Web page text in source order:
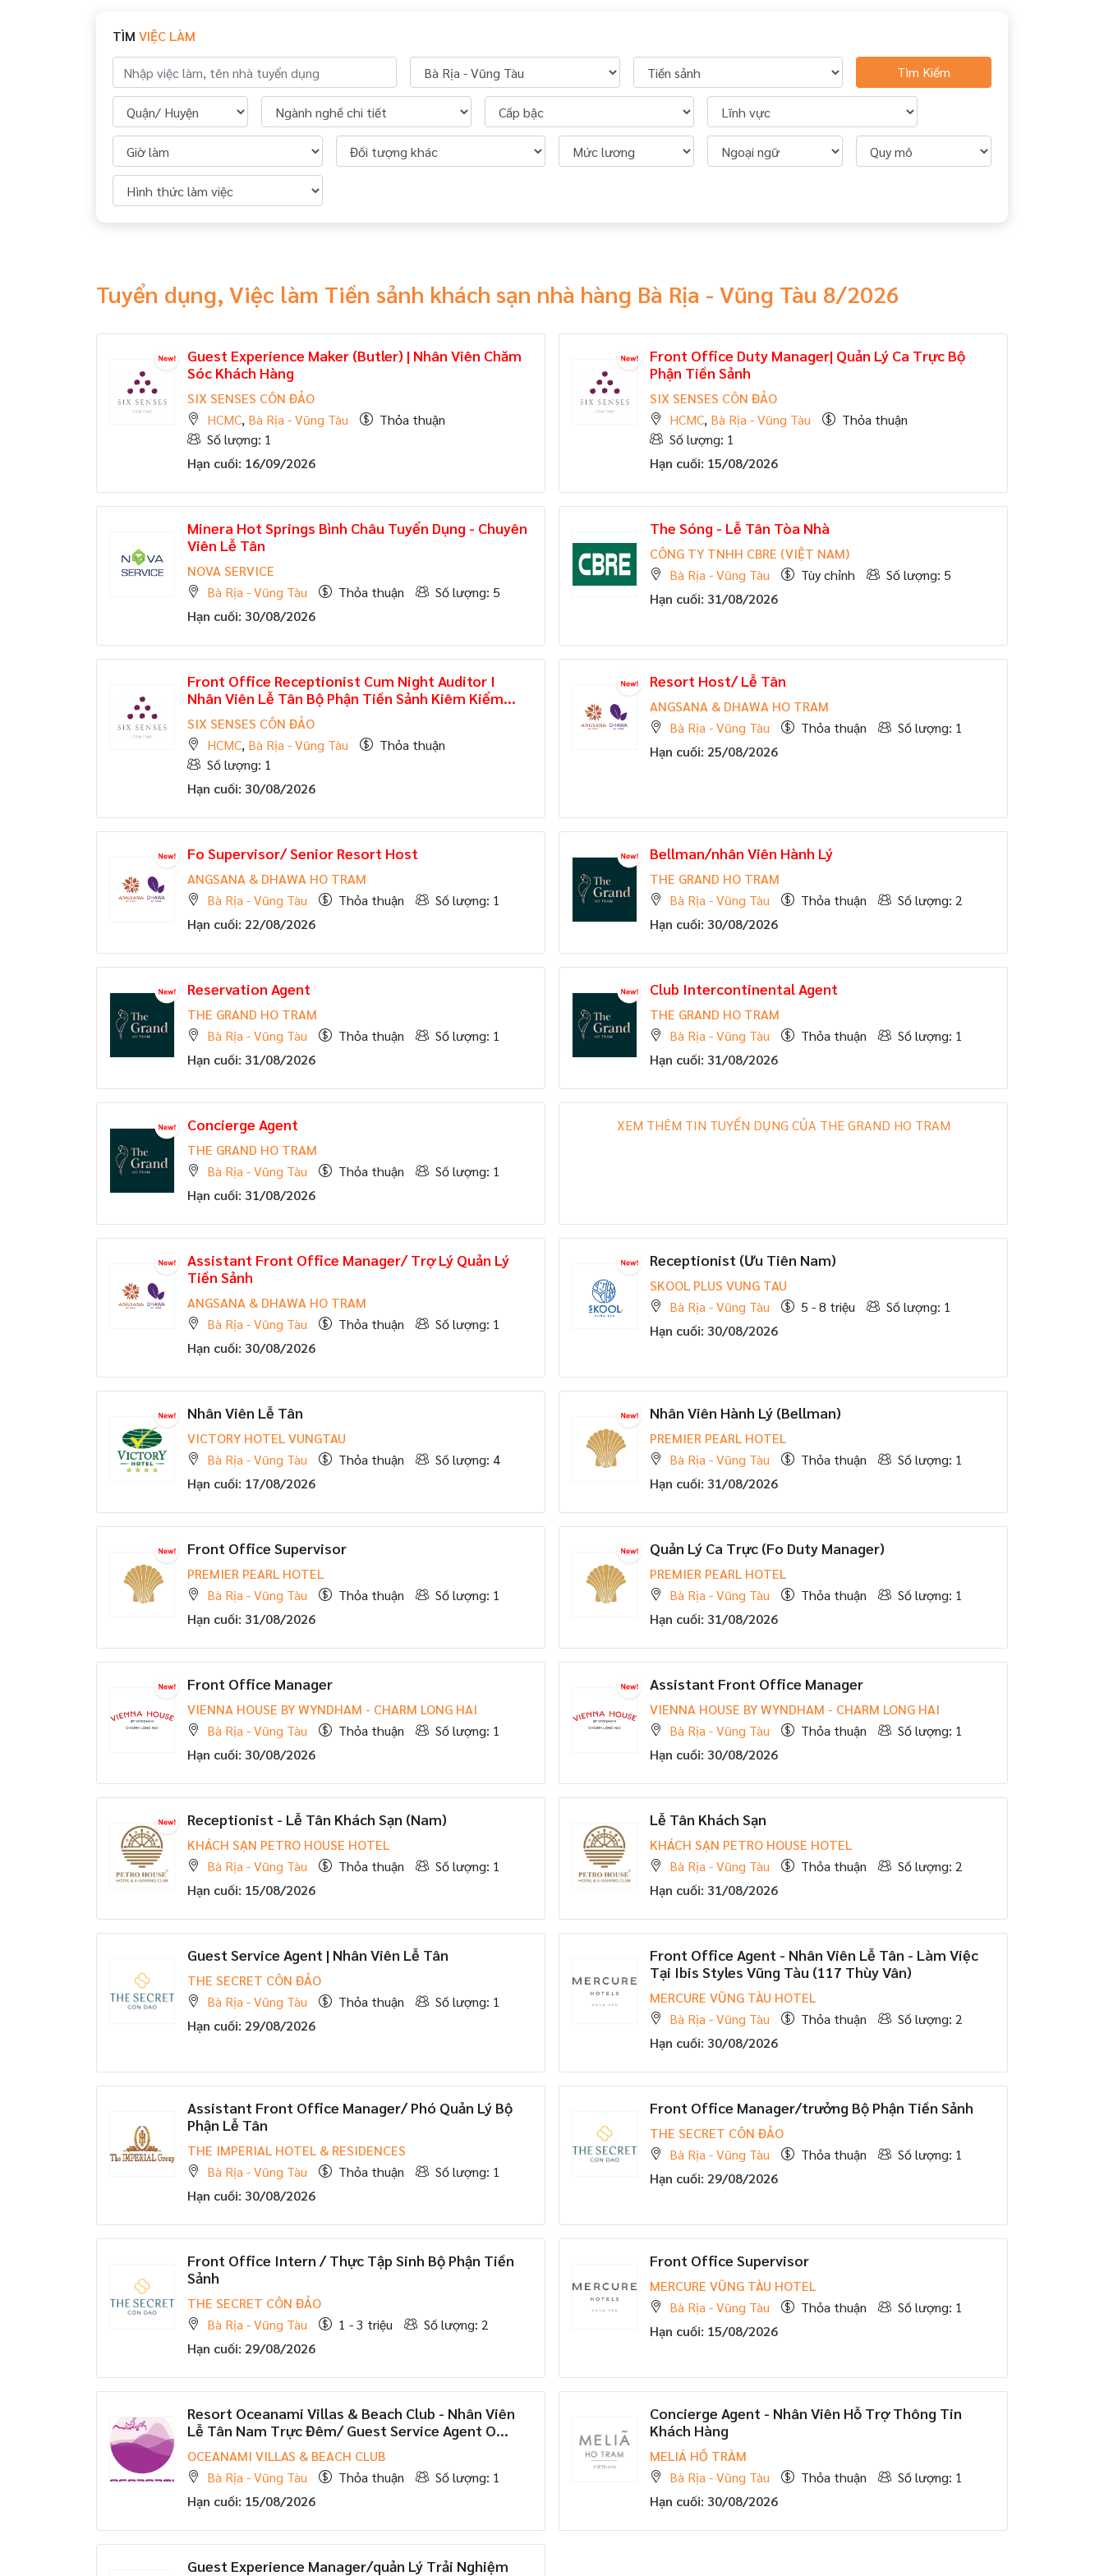
TÌM VIỆC LÀM
Tìm Kiếm
Tuyển dụng, Việc làm Tiền sảnh khách sạn nhà hàng Bà Rịa - Vũng Tàu 8/2026
Guest Experience Maker (Butler) | Nhân Viên Chăm
Sóc Khách Hàng
SIX SENSES CÔN ĐẢO
HCMC, Bà Rịa - Vũng Tàu
Thỏa thuận
Số lượng: 1
Hạn cuối: 16/09/2026
Front Office Duty Manager| Quản Lý Ca Trực Bộ
Phận Tiền Sảnh
SIX SENSES CÔN ĐẢO
HCMC, Bà Rịa - Vũng Tàu
Thỏa thuận
Số lượng: 1
Hạn cuối: 15/08/2026
Minera Hot Springs Bình Châu Tuyển Dụng - Chuyên
Viên Lễ Tân
NOVA SERVICE
Bà Rịa - Vũng Tàu
Thỏa thuận
Số lượng: 5
Hạn cuối: 30/08/2026
The Sóng - Lễ Tân Tòa Nhà
CÔNG TY TNHH CBRE (VIỆT NAM)
Bà Rịa - Vũng Tàu
Tùy chỉnh
Số lượng: 5
Hạn cuối: 31/08/2026
Front Office Receptionist Cum Night Auditor I
Nhân Viên Lễ Tân Bộ Phận Tiền Sảnh Kiêm Kiểm...
SIX SENSES CÔN ĐẢO
HCMC, Bà Rịa - Vũng Tàu
Thỏa thuận
Số lượng: 1
Hạn cuối: 30/08/2026
Resort Host/ Lễ Tân
ANGSANA & DHAWA HO TRAM
Bà Rịa - Vũng Tàu
Thỏa thuận
Số lượng: 1
Hạn cuối: 25/08/2026
Fo Supervisor/ Senior Resort Host
ANGSANA & DHAWA HO TRAM
Bà Rịa - Vũng Tàu
Thỏa thuận
Số lượng: 1
Hạn cuối: 22/08/2026
Bellman/nhân Viên Hành Lý
THE GRAND HO TRAM
Bà Rịa - Vũng Tàu
Thỏa thuận
Số lượng: 2
Hạn cuối: 30/08/2026
Reservation Agent
THE GRAND HO TRAM
Bà Rịa - Vũng Tàu
Thỏa thuận
Số lượng: 1
Hạn cuối: 31/08/2026
Club Intercontinental Agent
THE GRAND HO TRAM
Bà Rịa - Vũng Tàu
Thỏa thuận
Số lượng: 1
Hạn cuối: 31/08/2026
Concierge Agent
THE GRAND HO TRAM
Bà Rịa - Vũng Tàu
Thỏa thuận
Số lượng: 1
Hạn cuối: 31/08/2026
XEM THÊM TIN TUYỂN DỤNG CỦA THE GRAND HO TRAM
Assistant Front Office Manager/ Trợ Lý Quản Lý
Tiền Sảnh
ANGSANA & DHAWA HO TRAM
Bà Rịa - Vũng Tàu
Thỏa thuận
Số lượng: 1
Hạn cuối: 30/08/2026
Receptionist (Ưu Tiên Nam)
SKOOL PLUS VUNG TAU
Bà Rịa - Vũng Tàu
5 - 8 triệu
Số lượng: 1
Hạn cuối: 30/08/2026
Nhân Viên Lễ Tân
VICTORY HOTEL VUNGTAU
Bà Rịa - Vũng Tàu
Thỏa thuận
Số lượng: 4
Hạn cuối: 17/08/2026
Nhân Viên Hành Lý (Bellman)
PREMIER PEARL HOTEL
Bà Rịa - Vũng Tàu
Thỏa thuận
Số lượng: 1
Hạn cuối: 31/08/2026
Front Office Supervisor
PREMIER PEARL HOTEL
Bà Rịa - Vũng Tàu
Thỏa thuận
Số lượng: 1
Hạn cuối: 31/08/2026
Quản Lý Ca Trực (Fo Duty Manager)
PREMIER PEARL HOTEL
Bà Rịa - Vũng Tàu
Thỏa thuận
Số lượng: 1
Hạn cuối: 31/08/2026
Front Office Manager
VIENNA HOUSE BY WYNDHAM - CHARM LONG HAI
Bà Rịa - Vũng Tàu
Thỏa thuận
Số lượng: 1
Hạn cuối: 30/08/2026
Assistant Front Office Manager
VIENNA HOUSE BY WYNDHAM - CHARM LONG HAI
Bà Rịa - Vũng Tàu
Thỏa thuận
Số lượng: 1
Hạn cuối: 30/08/2026
Receptionist - Lễ Tân Khách Sạn (Nam)
KHÁCH SẠN PETRO HOUSE HOTEL
Bà Rịa - Vũng Tàu
Thỏa thuận
Số lượng: 1
Hạn cuối: 15/08/2026
Lễ Tân Khách Sạn
KHÁCH SẠN PETRO HOUSE HOTEL
Bà Rịa - Vũng Tàu
Thỏa thuận
Số lượng: 2
Hạn cuối: 31/08/2026
Guest Service Agent | Nhân Viên Lễ Tân
THE SECRET CÔN ĐẢO
Bà Rịa - Vũng Tàu
Thỏa thuận
Số lượng: 1
Hạn cuối: 29/08/2026
Front Office Agent - Nhân Viên Lễ Tân - Làm Việc
Tại Ibis Styles Vũng Tàu (117 Thùy Vân)
MERCURE VŨNG TÀU HOTEL
Bà Rịa - Vũng Tàu
Thỏa thuận
Số lượng: 2
Hạn cuối: 30/08/2026
Assistant Front Office Manager/ Phó Quản Lý Bộ
Phận Lễ Tân
THE IMPERIAL HOTEL & RESIDENCES
Bà Rịa - Vũng Tàu
Thỏa thuận
Số lượng: 1
Hạn cuối: 30/08/2026
Front Office Manager/trưởng Bộ Phận Tiền Sảnh
THE SECRET CÔN ĐẢO
Bà Rịa - Vũng Tàu
Thỏa thuận
Số lượng: 1
Hạn cuối: 29/08/2026
Front Office Intern / Thực Tập Sinh Bộ Phận Tiền
Sảnh
THE SECRET CÔN ĐẢO
Bà Rịa - Vũng Tàu
1 - 3 triệu
Số lượng: 2
Hạn cuối: 29/08/2026
Front Office Supervisor
MERCURE VŨNG TÀU HOTEL
Bà Rịa - Vũng Tàu
Thỏa thuận
Số lượng: 1
Hạn cuối: 15/08/2026
Resort Oceanami Villas & Beach Club - Nhân Viên
Lễ Tân Nam Trực Đêm/ Guest Service Agent O...
OCEANAMI VILLAS & BEACH CLUB
Bà Rịa - Vũng Tàu
Thỏa thuận
Số lượng: 1
Hạn cuối: 15/08/2026
Concierge Agent - Nhân Viên Hỗ Trợ Thông Tin
Khách Hàng
MELIÁ HỒ TRÀM
Bà Rịa - Vũng Tàu
Thỏa thuận
Số lượng: 1
Hạn cuối: 30/08/2026
Guest Experience Manager/quản Lý Trải Nghiệm